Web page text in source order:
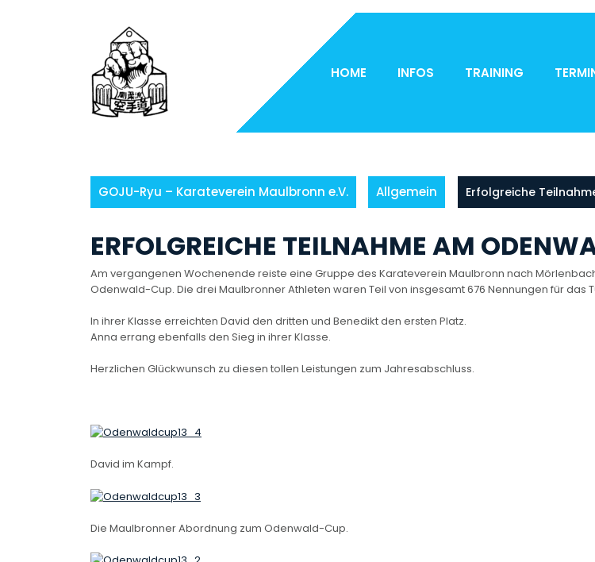
HOME INFOS TRAINING
GOJU-Ryu – Karateverein Maulbronn e.V. Allgemein Erfolgreiche
ERFOLGREICHE TEILNAHME AM
Am vergangenen Wochenende reiste eine Gruppe des Karateverein Maulbronn nach
Odenwald-Cup. Die drei Maulbronner Athleten waren Teil von insgesamt 676 Nennungen für das
In ihrer Klasse erreichten David den dritten und Benedikt den ersten Platz.
Anna errang ebenfalls den Sieg in ihrer Klasse.
Herzlichen Glückwunsch zu diesen tollen Leistungen zum Jahresabschluss.
David im Kampf.
Die Maulbronner Abordnung zum Odenwald-Cup.